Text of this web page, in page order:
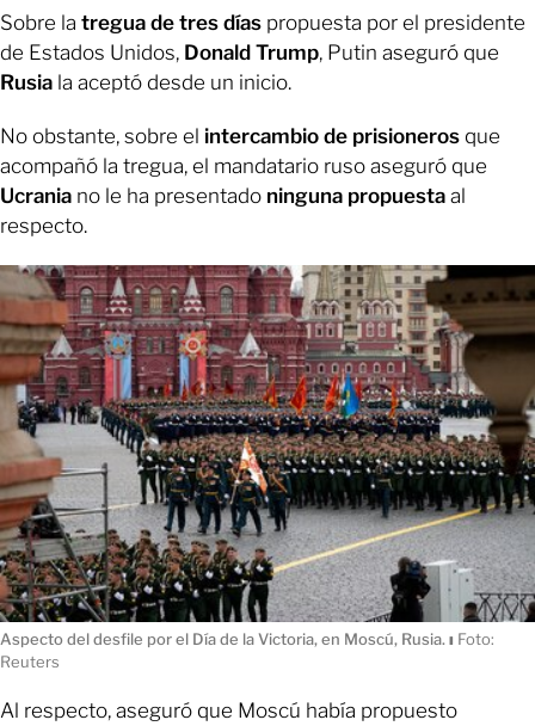
Sobre la tregua de tres días propuesta por el presidente
de Estados Unidos, Donald Trump, Putin aseguró que
Rusia la aceptó desde un inicio.
No obstante, sobre el intercambio de prisioneros que
acompañó la tregua, el mandatario ruso aseguró que
Ucrania no le ha presentado ninguna propuesta al
respecto.
Aspecto del desfile por el Día de la Victoria, en Moscú, Rusia.ı Foto:
Reuters
Al respecto, aseguró que Moscú había propuesto